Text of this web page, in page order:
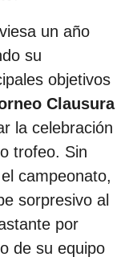
un año
su
objetivos
Clausura
la celebración
trofeo. Sin
campeonato,
sorpresivo al
por
de su equipo